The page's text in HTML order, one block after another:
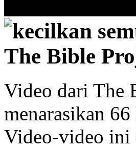
kecilkan
The Bible
Video dari The
menarasikan
Video-video ini